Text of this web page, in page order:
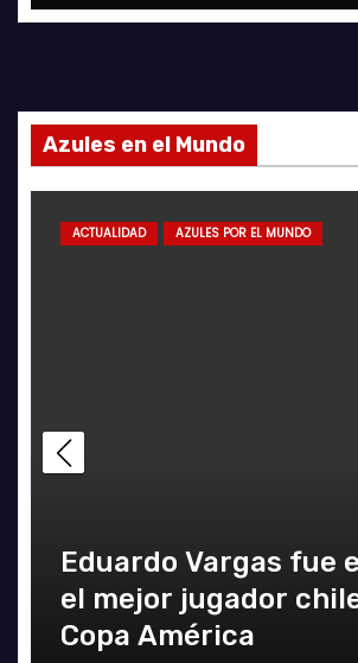
Azules en el Mundo
ACTUALIDAD AZULES POR EL MUNDO
Eduardo Vargas fue
el mejor jugador
Copa América